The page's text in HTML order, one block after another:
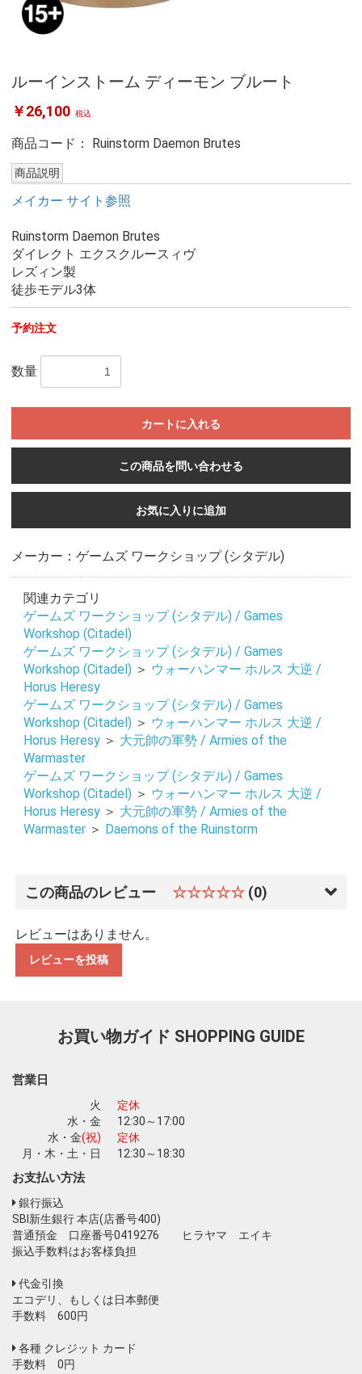
ルーインストーム ディーモン ブルート
￥26,100 税込
商品コード： Ruinstorm Daemon Brutes
商品説明
メイカー サイト参照
Ruinstorm Daemon Brutes
ダイレクト エクスクルースィヴ
レズィン製
徒歩モデル3体
予約注文
数量
カートに入れる
この商品を問い合わせる
お気に入りに追加
メーカー：ゲームズ ワークショップ (シタデル)
関連カテゴリ
ゲームズ ワークショップ (シタデル) / Games
Workshop (Citadel)
ゲームズ ワークショップ (シタデル) / Games
Workshop (Citadel) ＞ ウォーハンマー ホルス 大逆 /
Horus Heresy
ゲームズ ワークショップ (シタデル) / Games
Workshop (Citadel) ＞ ウォーハンマー ホルス 大逆 /
Horus Heresy ＞ 大元帥の軍勢 / Armies of the
Warmaster
ゲームズ ワークショップ (シタデル) / Games
Workshop (Citadel) ＞ ウォーハンマー ホルス 大逆 /
Horus Heresy ＞ 大元帥の軍勢 / Armies of the
Warmaster ＞ Daemons of the Ruinstorm
この商品のレビュー ☆☆☆☆☆ (0)
レビューはありません。
レビューを投稿
お買い物ガイド SHOPPING GUIDE
営業日
火
定休
水・金
12:30～17:00
水・金(祝)
定休
月・木・土・日
12:30～18:30
お支払い方法
銀行振込
SBI新生銀行 本店(店番号400)
普通預金 口座番号0419276 ヒラヤマ エイキ
振込手数料はお客様負担
代金引換
エコデリ、もしくは日本郵便
手数料 600円
各種 クレジット カード
手数料 0円